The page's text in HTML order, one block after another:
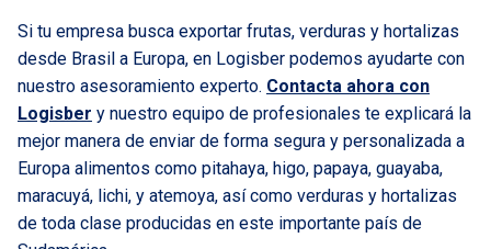
Si tu empresa busca exportar frutas, verduras y hortalizas
desde Brasil a Europa, en Logisber podemos ayudarte con
nuestro asesoramiento experto. Contacta ahora con
Logisber y nuestro equipo de profesionales te explicará la
mejor manera de enviar de forma segura y personalizada a
Europa alimentos como pitahaya, higo, papaya, guayaba,
maracuyá, lichi, y atemoya, así como verduras y hortalizas
de toda clase producidas en este importante país de